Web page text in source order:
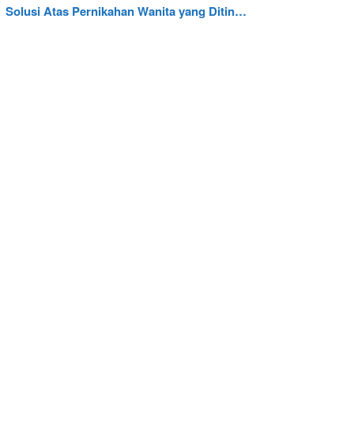
Solusi Atas Pernikahan Wanita yang Ditin…